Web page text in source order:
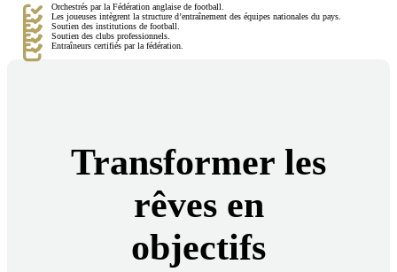
Orchestrés par la Fédération anglaise de football.
Les joueuses intègrent la structure d’entraînement des équipes nationales du pays.
Soutien des institutions de football.
Soutien des clubs professionnels.
Entraîneurs certifiés par la fédération.
Transformer les
rêves en
objectifs